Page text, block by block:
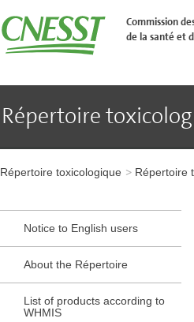
�
l'en-
t�te
de
au
principal
Aller
page
Commission
de la santé et
Répertoire
à
l'en-
Aller
au
contenu
pied
Répertoire toxicologique Répertoire
Notice to English users
About the Répertoire
List of products according to
WHMIS